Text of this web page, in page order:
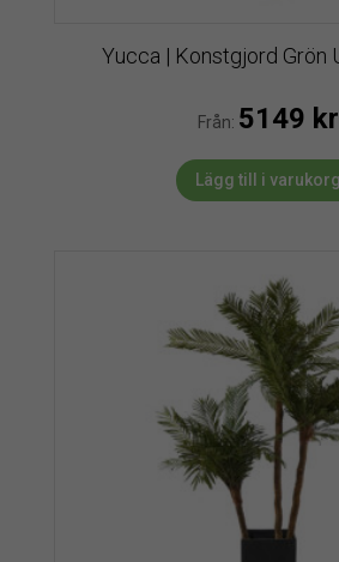
Yucca | Konstgjord Grön
Från: 5149 kr
Lägg till i varukorg